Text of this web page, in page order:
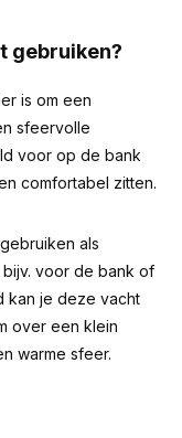
gebruiken?
is om een
sfeervolle
voor op de bank
comfortabel zitten.
als
voor de bank of
kan je deze vacht
over een klein
warme sfeer.